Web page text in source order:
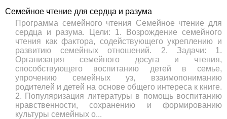
Семейное чтение для сердца и разума
Программа семейного чтения Семейное чтение для
сердца и разума. Цели: 1. Возрождение семейного
чтения как фактора, содействующего укреплению и
развитию семейных отношений. 2. Задачи: 1.
Организация семейного досуга и чтения,
способствующего воспитанию детей в семье,
упрочению семейных уз, взаимопониманию
родителей и детей на основе общего интереса к книге.
2. Популяризация литературы в помощь воспитанию
нравственности, сохранению и формированию
культуры семейных о...